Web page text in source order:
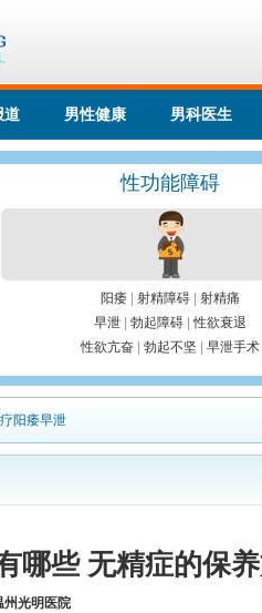
道 男性健康 男科医生
性功能障碍
阳痿 射精障碍| 射精痛
早泄| 勃起障碍|性欲衰退
性欲亢奋
勃起不坚 早泄手术
阳痿早泄
哪些 无精症的保
州光明医院